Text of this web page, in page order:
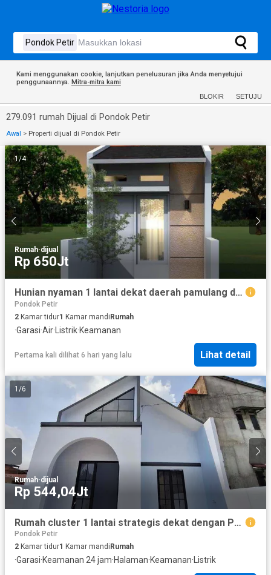
Kami menggunakan cookie, lanjutkan penelusuran jika Anda menyetujui
penggunaannya. Mitra-mitra kami
BLOKIR SETUJU
279.091 rumah Dijual di Pondok Petir
Awal > Properti dijual di Pondok Petir
1/4
Rumah·dijual
Rp 650Jt
Hunian nyaman 1 lantai dekat daerah pamulang dan jakarta
Pondok Petir
2 Kamar tidur1 Kamar mandiRumah
·Garasi·Air· Listrik·Keamanan
Pertama kali dilihat 6 hari yang lalu Lihat detail
1 /6
Rumah·dijual
Rp 544,04Jt
Rumah cluster 1 lantai strategis dekat dengan Pamulang, Tangsel
Pondok Petir
2 Kamar tidur1 Kamar mandi Rumah
·Garasi·Keamanan 24 jam·Halaman·Keamanan·Listrik